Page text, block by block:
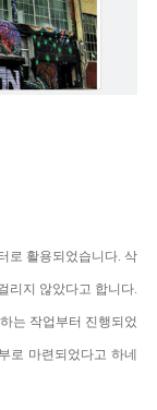
로 활용되었습니다. 삭
리지 않았다고 합니다.
는 작업부터 진행되었
로 마련되었다고 하네